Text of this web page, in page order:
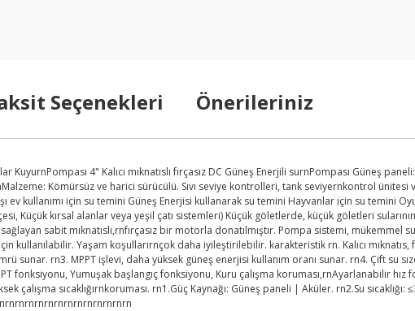
Seçenekleri Önerileriniz
4" Kalıcı mıknatıslı fırçasız DC Güneş Enerjili surnPompası Güneş
Kömürsüz ve harici sürücülü. Sıvı seviye kontrolleri, tank seviyernkontrol
ev kullanımı için su temini Güneş Enerjisi kullanarak su temini Hayvanlar için su temini
Küçük kırsal alanlar veya yeşil çatı sistemleri) Küçük göletlerde, küçük göletleri
sabit mıknatıslı,rnfırçasız bir motorla donatılmıştır. Pompa sistemi, mükemmel
kullanılabilir. Yaşam koşullarırnçok daha iyileştirilebilir. karakteristik rn. Kalıcı
sunar. rn3. MPPT işlevi, daha yüksek güneş enerjisi kullanım oranı sunar. rn4. Çift su
fonksiyonu, Yumuşak başlangıç ​​fonksiyonu, Kuru çalışma koruması,rnAyarlanabilir
çalışma sıcaklığırnkoruması. rn1.Güç Kaynağı: Güneş paneli | Aküler. rn2.Su